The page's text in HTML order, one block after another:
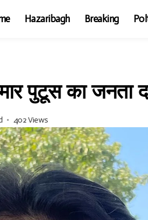
Hazaribagh Breaking
पुटूस का जनता
402 Views